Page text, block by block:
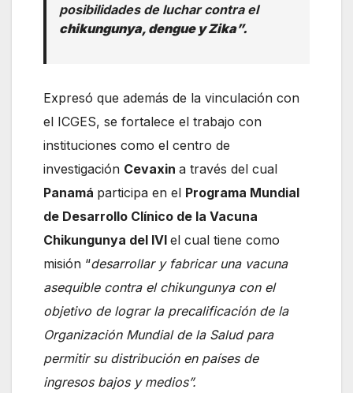
posibilidades de luchar contra el
chikungunya, dengue y Zika”.
Expresó que además de la vinculación con
el ICGES, se fortalece el trabajo con
instituciones como el centro de
investigación Cevaxin a través del cual
Panamá participa en el Programa Mundial
de Desarrollo Clínico de la Vacuna
Chikungunya del IVI el cual tiene como
misión “desarrollar y fabricar una vacuna
asequible contra el chikungunya con el
objetivo de lograr la precalificación de la
Organización Mundial de la Salud para
permitir su distribución en países de
ingresos bajos y medios”.